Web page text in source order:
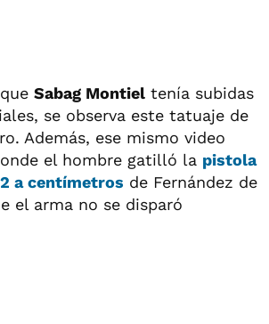
Sabag Montiel tenía subidas
se observa este tatuaje de
Además, ese mismo video
el hombre gatilló la pistola
a centímetros de Fernández de
el arma no se disparó